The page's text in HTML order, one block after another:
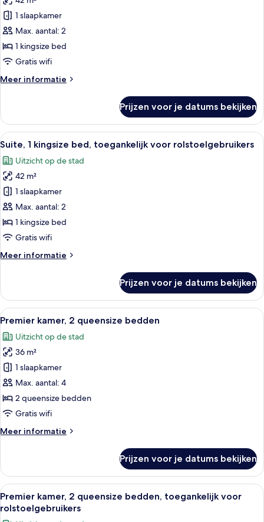
kingsize
bed
laden
1 slaapkamer
Max. aantal: 2
1 kingsize bed
Gratis wifi
Meer informatie
Meer
1
kingsize
bed
Prijzen voor je datums bekijken
Alle
foto's
voor
Suite,
kingsize
bed,
toegankelijk
rolstoelgebruikers
Een moderne hotelkamer met een
5
Suite, 1 kingsize bed, toegankelijk voor rolstoelgebruikers
Uitzicht op de stad
42 m²
1 slaapkamer
Max. aantal: 2
1 kingsize bed
Gratis wifi
Meer informatie
Meer
1
kingsize
bed,
voor
rolstoelgebruikers
Prijzen voor je datums bekijken
Alle
foto's
voor
Premier
kamer,
2
queensize
bedden
Een hotelkamer met twee bedden,
7
Premier kamer, 2 queensize bedden
Uitzicht op de stad
36 m²
1 slaapkamer
Max. aantal: 4
2 queensize bedden
Gratis wifi
Meer informatie
Meer
kamer,
queensize
bedden
Prijzen voor je datums bekijken
Alle
foto's
voor
Een hotelkamer met twee bedden,
5
Premier kamer, 2 queensize bedden, toegankelijk voor
rolstoelgebruikers